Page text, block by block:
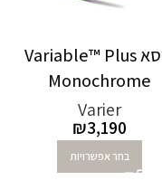
כיסא Variable™ Plus
Monochrome
Varier
₪3,190
בחר אפשרויות